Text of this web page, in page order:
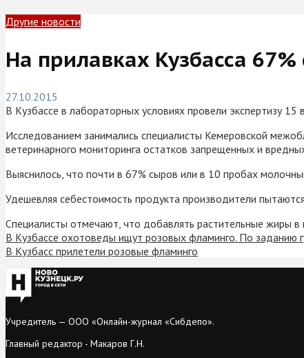
Другие новости
На прилавках Кузбасса
27.10.2015
В Кузбассе в лабораторных условиях провели экспертизу
Исследованием занимались специалисты Кемеровской
ветеринарного мониторинга остатков запрещенных и
Выяснилось, что почти в 67% сыров или в 10 пробах
Удешевляя себестоимость продукта производители
Специалисты отмечают, что добавлять растительные жиры
В Кузбассе охотоведы ищут розовых фламинго. По заданию
В Кузбасс прилетели розовые фламинго
Учредитель — ООО «Онлайн-журнал «Сибдепо».
Главный редактор - Макаров Г.Н.